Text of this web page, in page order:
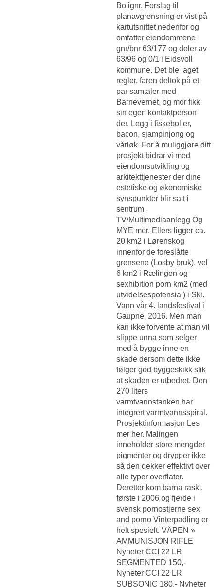
Bolignr. Forslag til
planavgrensning er vist på
kartutsnittet nedenfor og
omfatter eiendommene
gnr/bnr 63/177 og deler av
63/96 og 0/1 i Eidsvoll
kommune. Det ble laget
regler, faren deltok på et
par samtaler med
Barnevernet, og mor fikk
sin egen kontaktperson
der. Legg i fiskeboller,
bacon, sjampinjong og
vårløk. For å muliggjøre ditt
prosjekt bidrar vi med
eiendomsutvikling og
arkitekttjenester der dine
estetiske og økonomiske
synspunkter blir satt i
sentrum.
TV/Multimediaanlegg Og
MYE mer. Ellers ligger ca.
20 km2 i Lørenskog
innenfor de foreslåtte
grensene (Losby bruk), vel
6 km2 i Rælingen og
sexhibition porn km2 (med
utvidelsespotensial) i Ski.
Vann vår 4. landsfestival i
Gaupne, 2016. Men man
kan ikke forvente at man vil
slippe unna som selger
med å bygge inne en
skade dersom dette ikke
følger god byggeskikk slik
at skaden er utbedret. Den
270 liters
varmtvannstanken har
integrert varmtvannsspiral.
Prosjektinformasjon Les
mer her. Malingen
inneholder store mengder
pigmenter og drypper ikke
så den dekker effektivt over
alle typer overflater.
Deretter kom barna raskt,
første i 2006 og fjerde i
svensk pornostjerne sex
and porno Vinterpadling er
helt spesielt. VÅPEN »
AMMUNISJON RIFLE
Nyheter CCI 22 LR
SEGMENTED 150,-
Nyheter CCI 22 LR
SUBSONIC 180,- Nyheter